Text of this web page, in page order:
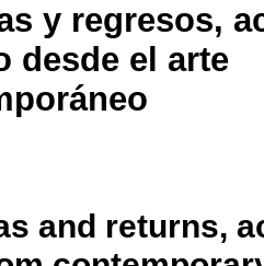
y regresos,
desde el arte
and returns,